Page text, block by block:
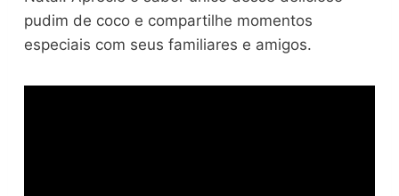
pudim de coco e compartilhe momentos
especiais com seus familiares e amigos.